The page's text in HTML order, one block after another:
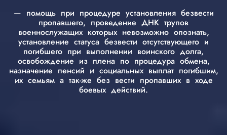
— помощь при процедуре установления безвести
пропавшего, проведение ДНК трупов
военнослужащих которых невозможно опознать,
установление статуса безвести отсутствующего и
погибшего при выполнении воинского долга,
освобождение из плена по процедура обмена,
назначение пенсий и социальных выплат погибшим,
их семьям а так-же без вести пропавших в ходе
боевых действий.